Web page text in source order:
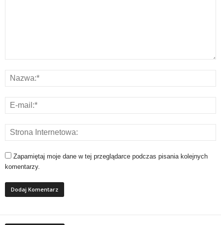
Zapamiętaj moje dane w tej przeglądarce podczas pisania kolejnych
komentarzy.